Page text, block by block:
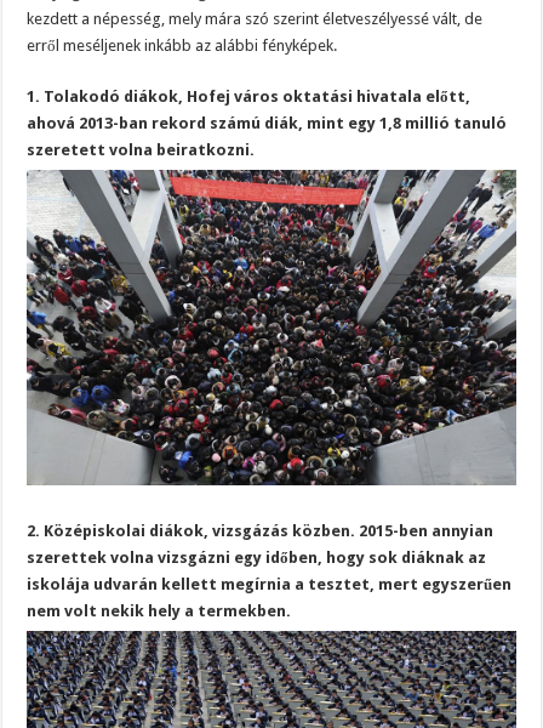
kezdett a népesség, mely mára szó szerint életveszélyessé vált, de
erről meséljenek inkább az alábbi fényképek.
1. Tolakodó diákok, Hofej város oktatási hivatala előtt,
ahová 2013-ban rekord számú diák, mint egy 1,8 millió tanuló
szeretett volna beiratkozni.
2. Középiskolai diákok, vizsgázás közben. 2015-ben annyian
szerettek volna vizsgázni egy időben, hogy sok diáknak az
iskolája udvarán kellett megírnia a tesztet, mert egyszerűen
nem volt nekik hely a termekben.